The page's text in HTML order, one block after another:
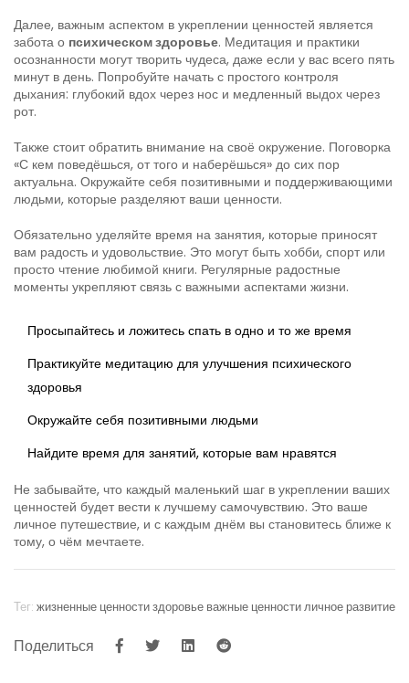
Далее, важным аспектом в укреплении ценностей является
забота о психическом здоровье. Медитация и практики
осознанности могут творить чудеса, даже если у вас всего пять
минут в день. Попробуйте начать с простого контроля
дыхания: глубокий вдох через нос и медленный выдох через
рот.
Также стоит обратить внимание на своё окружение. Поговорка
«С кем поведёшься, от того и наберёшься» до сих пор
актуальна. Окружайте себя позитивными и поддерживающими
людьми, которые разделяют ваши ценности.
Обязательно уделяйте время на занятия, которые приносят
вам радость и удовольствие. Это могут быть хобби, спорт или
просто чтение любимой книги. Регулярные радостные
моменты укрепляют связь с важными аспектами жизни.
Просыпайтесь и ложитесь спать в одно и то же время
Практикуйте медитацию для улучшения психического
здоровья
Окружайте себя позитивными людьми
Найдите время для занятий, которые вам нравятся
Не забывайте, что каждый маленький шаг в укреплении ваших
ценностей будет вести к лучшему самочувствию. Это ваше
личное путешествие, и с каждым днём вы становитесь ближе к
тому, о чём мечтаете.
Тег: жизненные ценностиздоровье важные ценностиличное развитие
Поделиться